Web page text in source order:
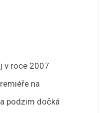
v roce 2007
na
podzim dočká